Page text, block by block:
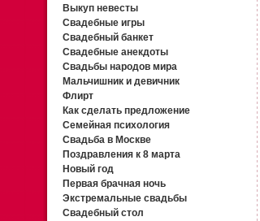
Выкуп невесты
Свадебные игры
Свадебный банкет
Свадебные анекдоты
Свадьбы народов мира
Мальчишник и девичник
Флирт
Как сделать предложение
Семейная психология
Свадьба в Москве
Поздравления к 8 марта
Новый год
Первая брачная ночь
Экстремальные свадьбы
Свадебный стол